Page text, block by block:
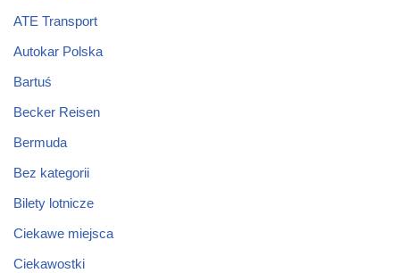
ATE Transport
Autokar Polska
Bartuś
Becker Reisen
Bermuda
Bez kategorii
Bilety lotnicze
Ciekawe miejsca
Ciekawostki